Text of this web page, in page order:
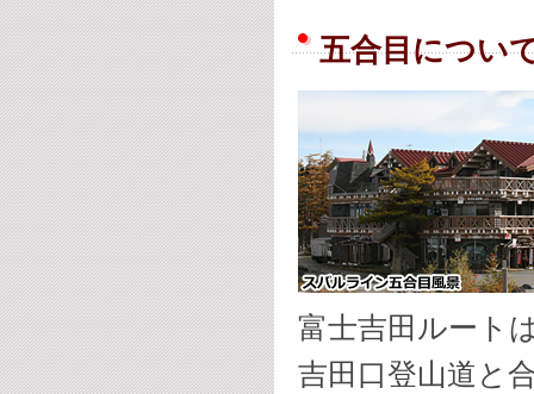
五合目につい
富士吉田ルート
吉田口登山道と